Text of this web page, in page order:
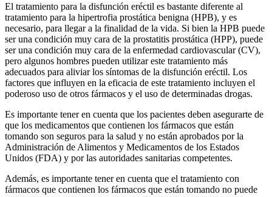
El tratamiento para la disfunción eréctil es bastante diferente al
tratamiento para la hipertrofia prostática benigna (HPB), y es
necesario, para llegar a la finalidad de la vida. Si bien la HPB puede
ser una condición muy cara de la prostatitis prostática (HPP), puede
ser una condición muy cara de la enfermedad cardiovascular (CV),
pero algunos hombres pueden utilizar este tratamiento más
adecuados para aliviar los síntomas de la disfunción eréctil. Los
factores que influyen en la eficacia de este tratamiento incluyen el
poderoso uso de otros fármacos y el uso de determinadas drogas.
Es importante tener en cuenta que los pacientes deben asegurarte de
que los medicamentos que contienen los fármacos que están
tomando son seguros para la salud y no están aprobados por la
Administración de Alimentos y Medicamentos de los Estados
Unidos (FDA) y por las autoridades sanitarias competentes.
Además, es importante tener en cuenta que el tratamiento con
fármacos que contienen los fármacos que están tomando no puede